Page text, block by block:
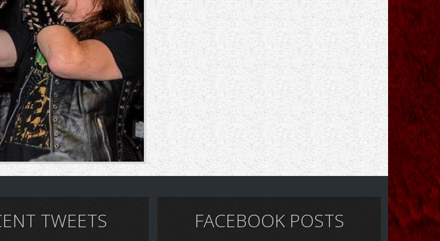
TWEETS FACEBOOK POSTS